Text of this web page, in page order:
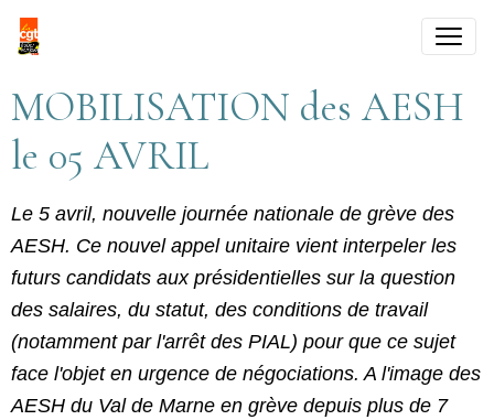
MOBILISATION des AESH
le 05 AVRIL
Le 5 avril, nouvelle journée nationale de grève des
AESH. Ce nouvel appel unitaire vient interpeler les
futurs candidats aux présidentielles sur la question
des salaires, du statut, des conditions de travail
(notamment par l'arrêt des PIAL) pour que ce sujet
face l'objet en urgence de négociations. A l'image des
AESH du Val de Marne en grève depuis plus de 7